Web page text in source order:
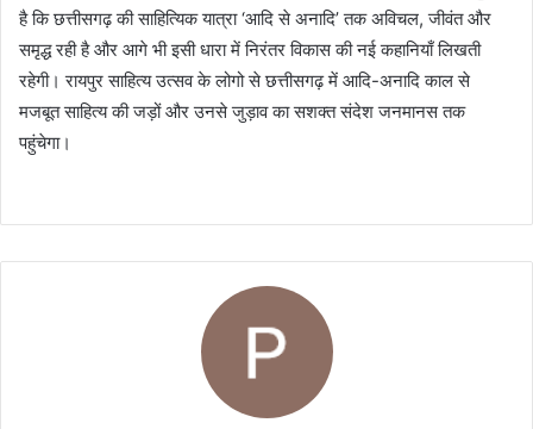
है कि छत्तीसगढ़ की साहित्यिक यात्रा ‘आदि से अनादि’ तक अविचल, जीवंत और
समृद्ध रही है और आगे भी इसी धारा में निरंतर विकास की नई कहानियाँ लिखती
रहेगी। रायपुर साहित्य उत्सव के लोगो से छत्तीसगढ़ में आदि-अनादि काल से
मजबूत साहित्य की जड़ों और उनसे जुड़ाव का सशक्त संदेश जनमानस तक
पहुंचेगा।